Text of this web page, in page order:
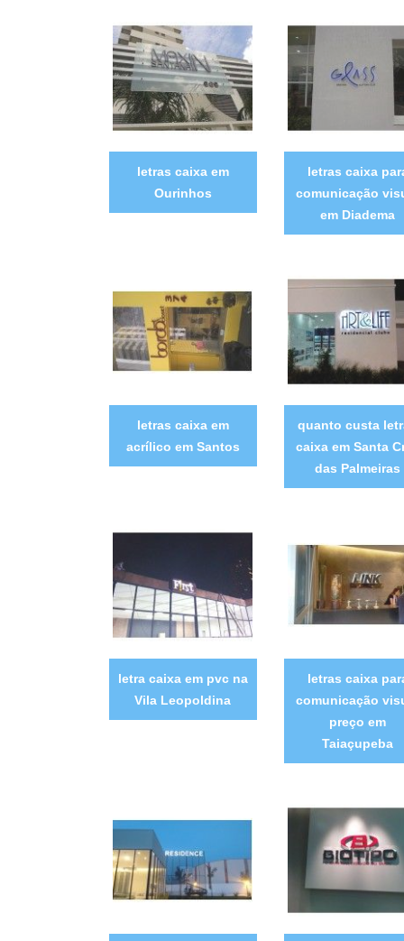
letras caixa em
Ourinhos
letras caixa
comunicação
em Diadema
letras caixa em
acrílico em Santos
quanto custa
caixa em Santa
das Palmeiras
letra caixa em pvc na
Vila Leopoldina
letras caixa
comunicação
preço em
Taiaçupeba